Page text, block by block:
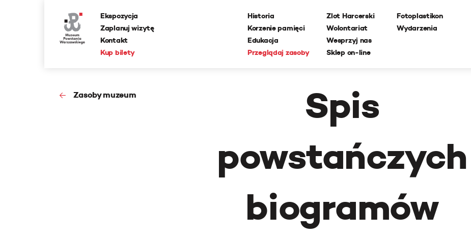
Ekspozycja
Zaplanuj wizytę
Kontakt
Kup bilety
Historia
Korzenie pamięci
Edukacja
Przeglądaj zasoby
Zlot Harcerski
Wolontariat
Wesprzyj nas
Sklep on-line
Fotoplastikon
Wydarzenia
Zasoby muzeum
Spis
powstańczych
biogramów